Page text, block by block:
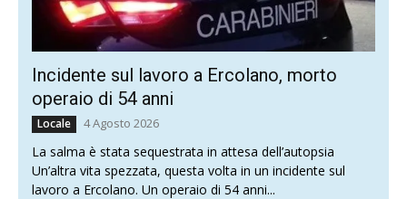
Incidente sul lavoro a Ercolano, morto
operaio di 54 anni
Locale 4 Agosto 2026
La salma è stata sequestrata in attesa dell’autopsia
Un’altra vita spezzata, questa volta in un incidente sul
lavoro a Ercolano. Un operaio di 54 anni...